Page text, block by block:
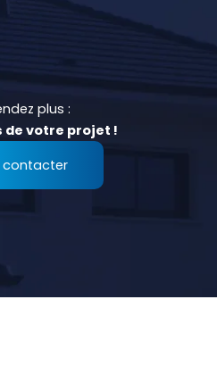
plus :
de votre projet !
contacter